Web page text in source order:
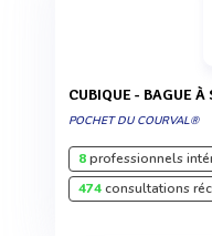
CUBIQUE - BAGUE À
POCHET DU COURVAL®
8professionnels
474consultations